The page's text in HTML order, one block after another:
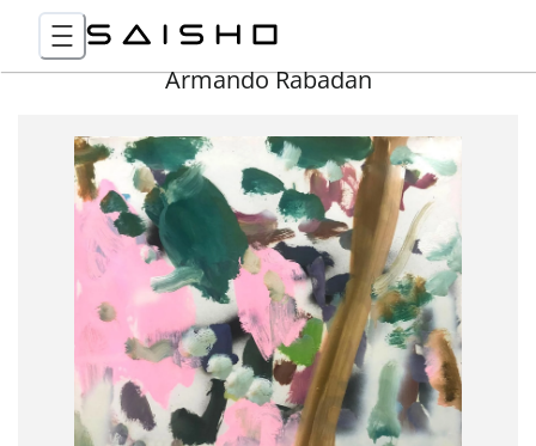
Armando Rabadan